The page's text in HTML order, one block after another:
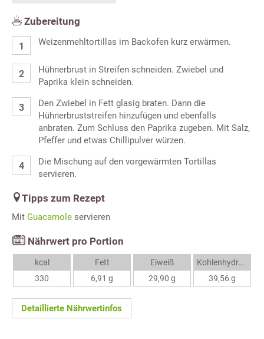
Zubereitung
Weizenmehltortillas im Backofen kurz erwärmen.
Hühnerbrust in Streifen schneiden. Zwiebel und
Paprika klein schneiden.
Den Zwiebel in Fett glasig braten. Dann die
Hühnerbruststreifen hinzufügen und ebenfalls
anbraten. Zum Schluss den Paprika zugeben. Mit Salz,
Pfeffer und etwas Chillipulver würzen.
Die Mischung auf den vorgewärmten Tortillas
servieren.
Tipps zum Rezept
Mit Guacamole servieren
Nährwert pro Portion
kcal
330
Fett
6,91 g
Eiweiß
29,90 g
Kohlenhydrate
39,56 g
Detaillierte Nährwertinfos